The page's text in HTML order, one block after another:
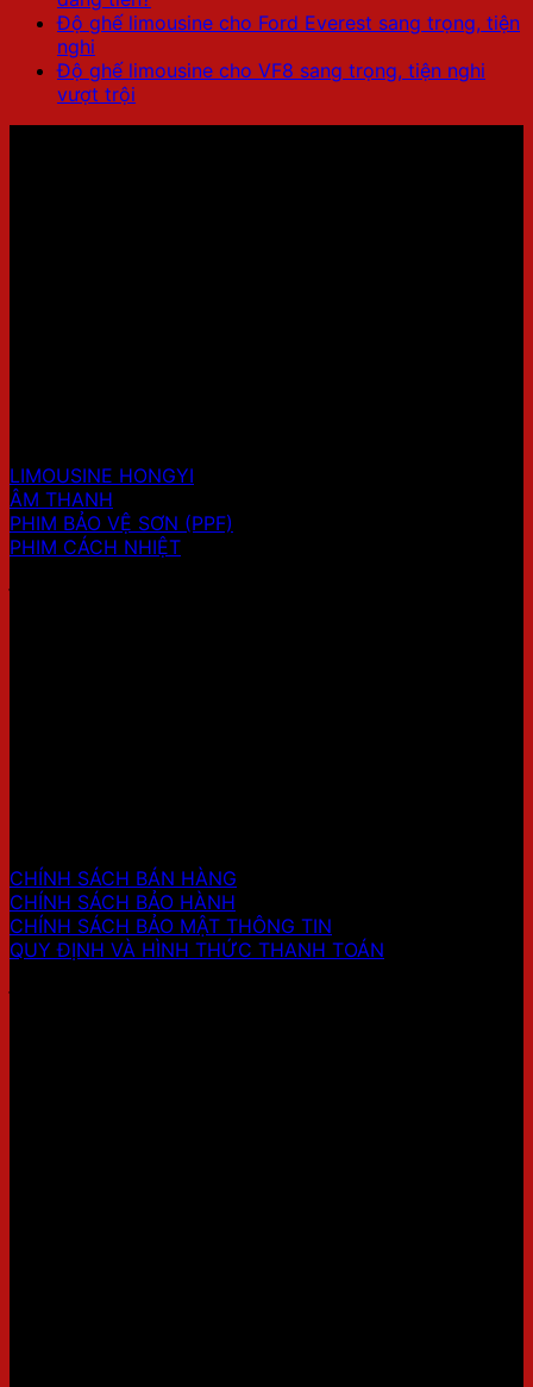
Độ ghế limousine cho Ford Everest sang trọng, tiện
nghi
Độ ghế limousine cho VF8 sang trọng, tiện nghi
vượt trội
LIMOUSINE HONGYI
ÂM THANH
PHIM BẢO VỆ SƠN (PPF)
PHIM CÁCH NHIỆT
CHÍNH SÁCH BÁN HÀNG
CHÍNH SÁCH BẢO HÀNH
CHÍNH SÁCH BẢO MẬT THÔNG TIN
QUY ĐỊNH VÀ HÌNH THỨC THANH TOÁN